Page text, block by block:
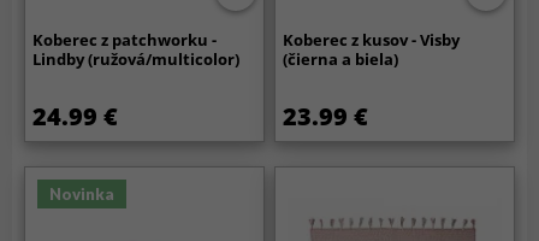
Koberec z patchworku -
Lindby (ružová/multicolor)
24.99 €
Koberec z kusov - Visby
(čierna a biela)
23.99 €
Novinka